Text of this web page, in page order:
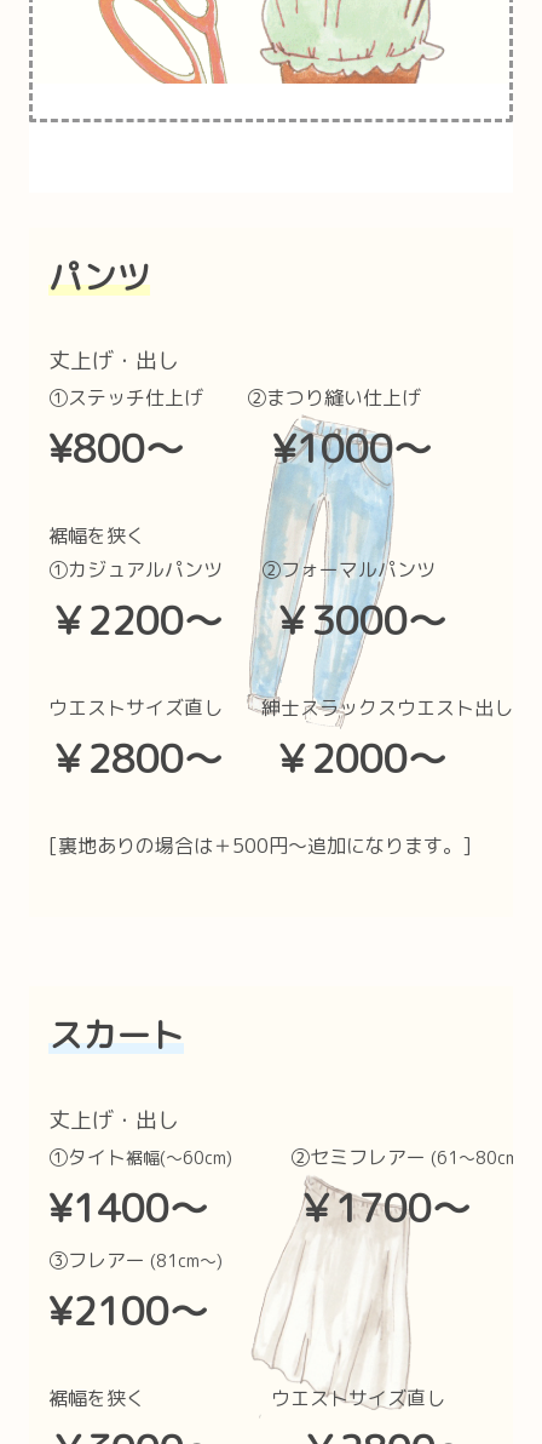
パンツ
丈上げ・出し
①ステッチ仕上げ ②まつり縫い仕上げ
¥800〜 ¥1000〜
裾幅を狭く
①カジュアルパンツ ②フォーマルパンツ
￥2200〜 ￥3000〜
ウエストサイズ直し 紳士スラックスウエスト出し
￥2800〜 ￥2000〜
[裏地ありの場合は＋500円〜追加になります。]
スカート
丈上げ・出し
①タイト裾幅(〜60cm) ②セミフレアー (61〜80cm)
¥1400〜 ￥1700〜
③フレアー (81cm〜)
¥2100〜
裾幅を狭く ウエストサイズ直し